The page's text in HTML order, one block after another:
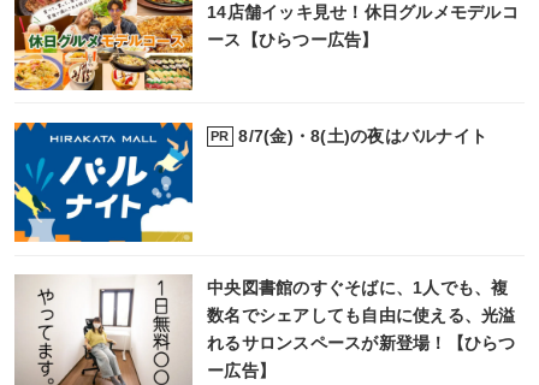
14店舗イッキ見せ！休日グルメモデルコ
ース【ひらつー広告】
PR 8/7(金)・8(土)の夜はバルナイト
中央図書館のすぐそばに、1人でも、複
数名でシェアしても自由に使える、光溢
れるサロンスペースが新登場！【ひらつ
ー広告】